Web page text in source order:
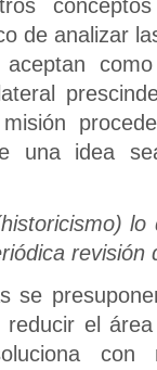
de analizar
una idea
revisión
se
el
con